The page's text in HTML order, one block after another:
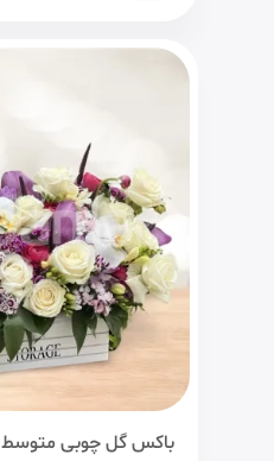
باکس گل چوبی متوسط